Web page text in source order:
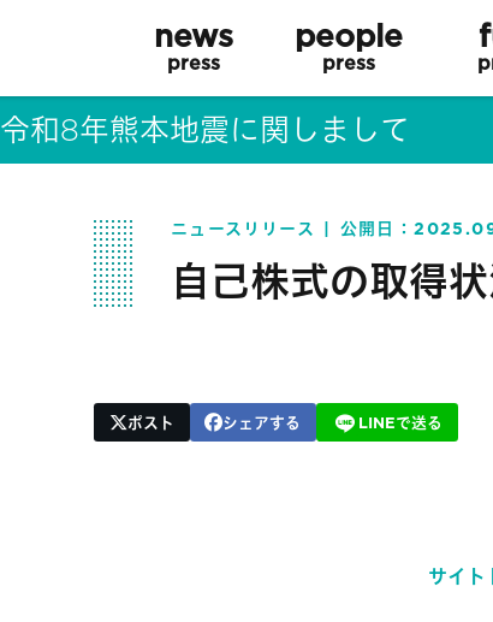
news
press
people
press
令和8年熊本地震に関しまして
ニュースリリース 公開日：
自己株式の取得
ポスト シェアする LINEで送る
サイト